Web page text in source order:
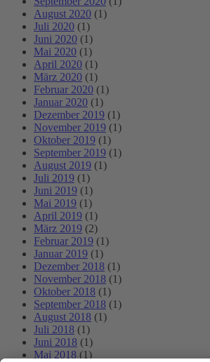
August 2020 (1)
Juli 2020 (1)
Juni 2020 (1)
Mai 2020 (1)
April 2020 (1)
März 2020 (1)
Februar 2020 (1)
Januar 2020 (1)
Dezember 2019 (1)
November 2019 (1)
Oktober 2019 (1)
September 2019 (1)
August 2019 (1)
Juli 2019 (1)
Juni 2019 (1)
Mai 2019 (1)
April 2019 (1)
März 2019 (2)
Februar 2019 (1)
Januar 2019 (1)
Dezember 2018 (1)
November 2018 (1)
Oktober 2018 (1)
September 2018 (1)
August 2018 (1)
Juli 2018 (1)
Juni 2018 (1)
Mai 2018 (1)